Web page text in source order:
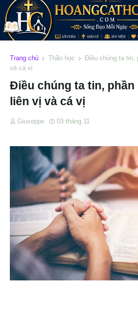
Trang chủ Thần học
Điều chúng ta tin,
và cá vị
Điều chúng ta tin, phần
liên vị và cá vị
Giuseppe 03 tháng 11